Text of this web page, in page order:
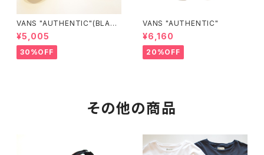
VANS "AUTHENTIC"(BLAC
K/BLACK)
¥5,005
30%OFF
VANS "AUTHENTIC"
¥6,160
20%OFF
その他の商品